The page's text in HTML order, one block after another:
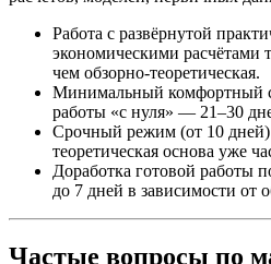
Работа с развёрнутой
экономическими расчётами
чем обзорно-теоретическая.
Минимальный комфортный
работы «с нуля» — 21–30
Срочный режим (от 10 дней)
теоретическая основа уже
Доработка готовой работы
до 7 дней в зависимости от
Частые вопросы по